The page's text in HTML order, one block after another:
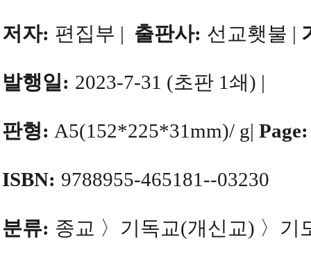
저자: 편집부 | 출판사: 선교횃불 |
발행일 : 2023-7-31 (초판 1 쇄 ) |
판형: A5(152*225*31mm)/ g| Page:
ISBN: 9788955-465181 --03230
분류: 종교 〉 기독교(개신교) 〉 기